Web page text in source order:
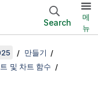
Search
메
뉴
만들기
및 차트 함수